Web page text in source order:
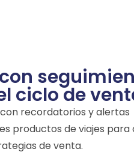
ciclo de
recordatorios y alertas
productos de viajes para
de venta.